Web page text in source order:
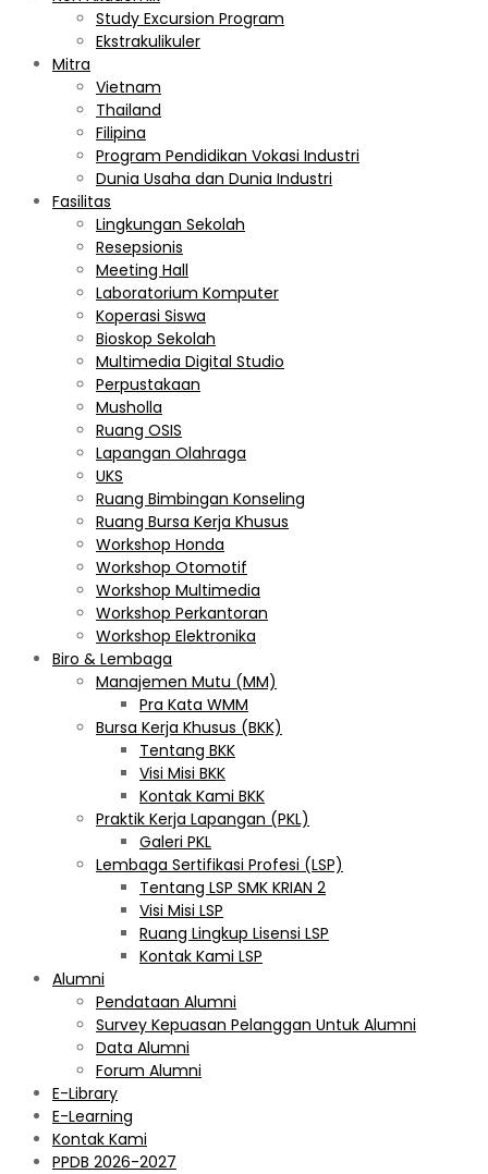
Study Excursion Program
Ekstrakulikuler
Mitra
Vietnam
Thailand
Filipina
Program Pendidikan Vokasi Industri
Dunia Usaha dan Dunia Industri
Fasilitas
Lingkungan Sekolah
Resepsionis
Meeting Hall
Laboratorium Komputer
Koperasi Siswa
Bioskop Sekolah
Multimedia Digital Studio
Perpustakaan
Musholla
Ruang OSIS
Lapangan Olahraga
UKS
Ruang Bimbingan Konseling
Ruang Bursa Kerja Khusus
Workshop Honda
Workshop Otomotif
Workshop Multimedia
Workshop Perkantoran
Workshop Elektronika
Biro & Lembaga
Manajemen Mutu (MM)
Pra Kata WMM
Bursa Kerja Khusus (BKK)
Tentang BKK
Visi Misi BKK
Kontak Kami BKK
Praktik Kerja Lapangan (PKL)
Galeri PKL
Lembaga Sertifikasi Profesi (LSP)
Tentang LSP SMK KRIAN 2
Visi Misi LSP
Ruang Lingkup Lisensi LSP
Kontak Kami LSP
Alumni
Pendataan Alumni
Survey Kepuasan Pelanggan Untuk Alumni
Data Alumni
Forum Alumni
E-Library
E-Learning
Kontak Kami
PPDB 2026-2027